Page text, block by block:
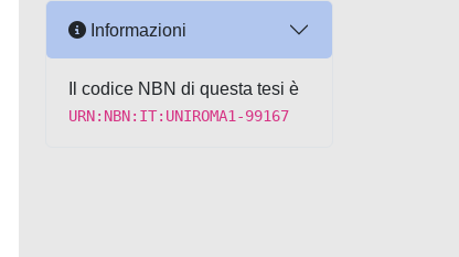
Informazioni
Il codice NBN di questa tesi è
URN:NBN:IT:UNIROMA1-99167